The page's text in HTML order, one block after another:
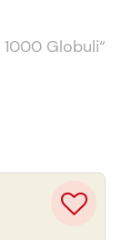
1000 Globuli“